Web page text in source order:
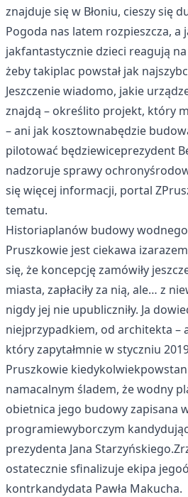
znajduje się w Błoniu, cieszy się
Pogoda nas latem rozpieszcza, a
jakfantastycznie dzieci reagują
żeby takiplac powstał jak
Jeszczenie wiadomo, jakie
znajdą – określito projekt, który
– ani jak kosztownabędzie
pilotować będziewiceprezydent
nadzoruje sprawy
się więcej informacji, portal
tematu.
Historiaplanów budowy
Pruszkowie jest ciekawa
się, że koncepcję zamówiły
miasta, zapłaciły za nią, ale… z
nigdy jej nie upubliczniły. Ja
niejprzypadkiem, od architekta –
który zapytałmnie w styczniu
Pruszkowie
namacalnym śladem, że wodny
obietnica jego budowy zapisana
programiewyborczym
prezydenta Jana
ostatecznie sfinalizuje ekipa
kontrkandydata Pawła Makucha.